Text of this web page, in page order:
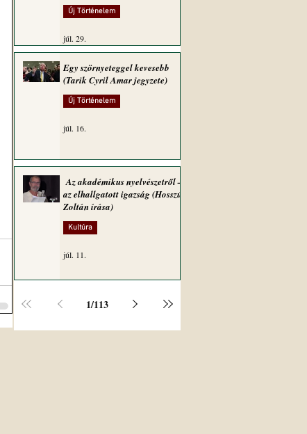
Új Történelem
júl. 29.
Egy szörnyeteggel kevesebb
(Tarik Cyril Amar jegyzete)
Új Történelem
júl. 16.
Az akadémikus nyelvészetről –
az elhallgatott igazság (Hosszú
Zoltán írása)
Kultúra
júl. 11.
1/113